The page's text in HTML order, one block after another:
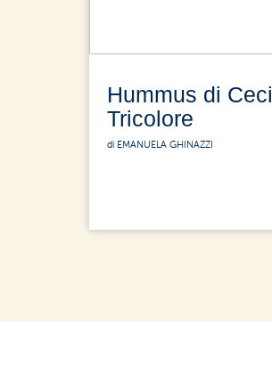
Hummus di Ceci
Tricolore
di EMANUELA GHINAZZI